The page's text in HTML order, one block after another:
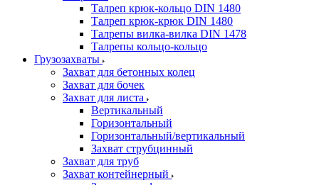
Талреп крюк-кольцо DIN 1480
Талреп крюк-крюк DIN 1480
Талрепы вилка-вилка DIN 1478
Талрепы кольцо-кольцо
Грузозахваты
Захват для бетонных колец
Захват для бочек
Захват для листа
Вертикальный
Горизонтальный
Горизонтальный/вертикальный
Захват струбцинный
Захват для труб
Захват контейнерный